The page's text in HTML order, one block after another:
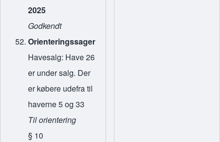
2025
Godkendt
Orienteringssager
Havesalg: Have 26
er under salg. Der
er købere udefra til
haverne 5 og 33
Til orientering
§ 10